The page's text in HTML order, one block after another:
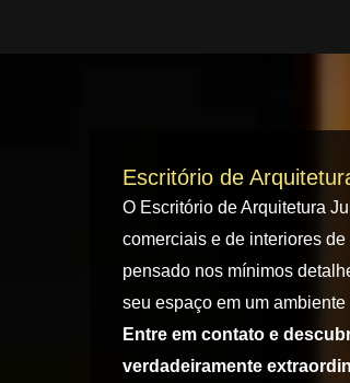
Escritório de
O Escritório de Arquitetura
comerciais e de interiores
pensado nos mínimos
seu espaço em um
Entre em contato e
verdadeiramente